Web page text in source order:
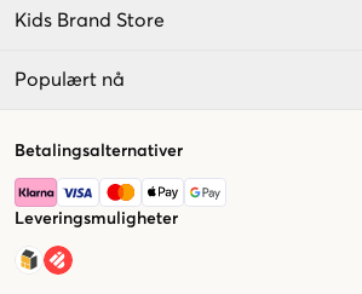
Kids Brand Store
Populært nå
Betalingsalternativer
Leveringsmuligheter